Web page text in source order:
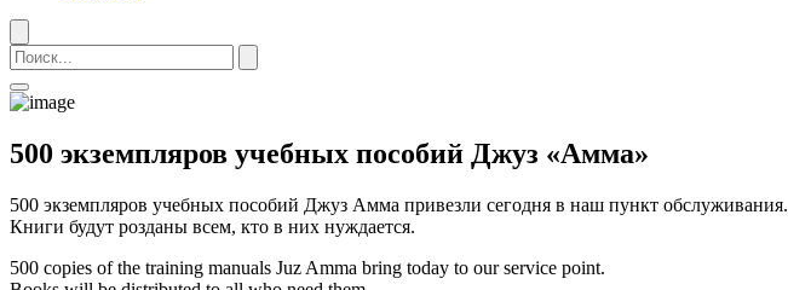
500 экземпляров учебных пособий Джуз «Амма»
500 экземпляров учебных пособий Джуз Амма привезли сегодня в наш пункт обслуживания.
Книги будут розданы всем, кто в них нуждается.
500 copies of the training manuals Juz Amma bring today to our service point.